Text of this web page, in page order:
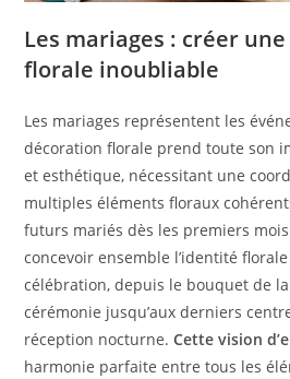
Les mariages : créer
florale inoubliable
Les mariages représentent les
décoration florale prend toute son
et esthétique, nécessitant une
multiples éléments floraux
futurs mariés dès les premiers
concevoir ensemble l’identité
célébration, depuis le bouquet de
cérémonie jusqu’aux derniers
réception nocturne.Cette vision
harmonie parfaite entre tous les